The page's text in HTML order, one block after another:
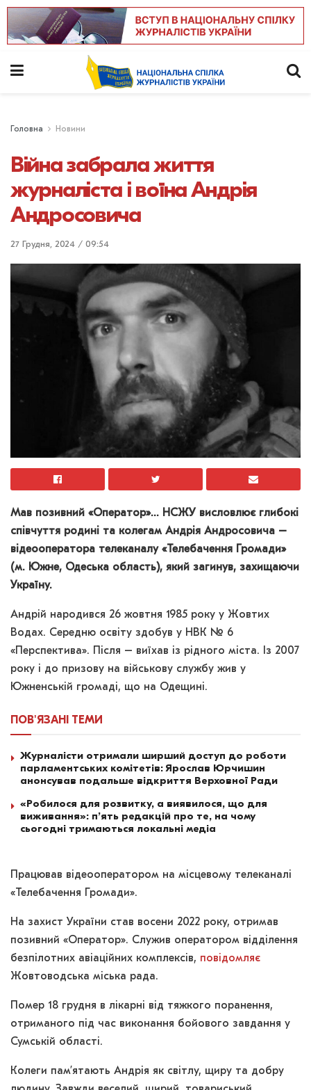
Головна Новини
Війна забрала життя
журналіста і воїна Андрія
Андросовича
27 Грудня, 2024 / 09:54
Мав позивний «Оператор»… НСЖУ висловлює глибокі
співчуття родині та колегам Андрія Андросовича –
відеооператора телеканалу «Телебачення Громади»
(м. Южне, Одеська область), який загинув, захищаючи
Україну.
Андрій народився 26 жовтня 1985 року у Жовтих
Водах. Середню освіту здобув у НВК № 6
«Перспектива». Після – виїхав із рідного міста. Із 2007
року і до призову на військову службу жив у
Южненській громаді, що на Одещині.
ПОВ'ЯЗАНІ ТЕМИ
Журналісти отримали ширший доступ до роботи
парламентських комітетів: Ярослав Юрчишин
анонсував подальше відкриття Верховної Ради
«Робилося для розвитку, а виявилося, що для
виживання»: п’ять редакцій про те, на чому
сьогодні тримаються локальні медіа
Працював відеооператором на місцевому телеканалі
«Телебачення Громади».
На захист України став восени 2022 року, отримав
позивний «Оператор». Служив оператором відділення
безпілотних авіаційних комплексів, повідомляє
Жовтоводська міська рада.
Помер 18 грудня в лікарні від тяжкого поранення,
отриманого під час виконання бойового завдання у
Сумській області.
Колеги пам’ятають Андрія як світлу, щиру та добру